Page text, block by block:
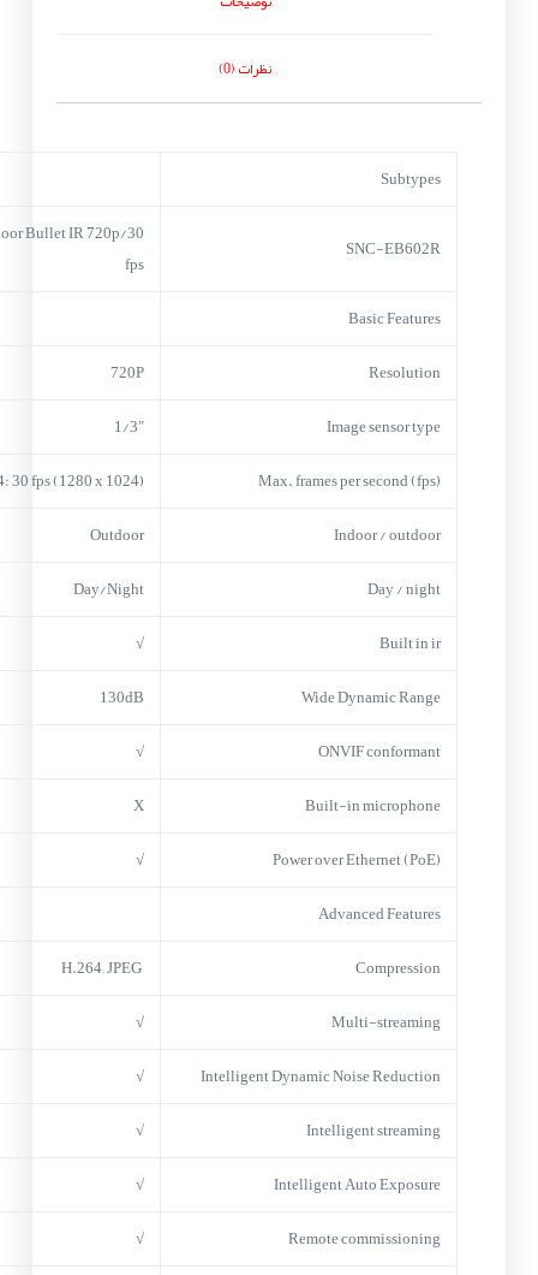
نظرات (0)
Subtypes
SNC-EB602R
Bullet IR 720p/30
fps
Basic Features
Resolution
720P
Image sensor type
1/3″
Max. frames per second (fps)
30 fps (1280 x 1024)
Indoor / outdoor
Outdoor
Day / night
Day/Night
Built in ir
√
Wide Dynamic Range
130dB
ONVIF conformant
√
Built-in microphone
X
Power over Ethernet (PoE)
√
Advanced Features
Compression
Multi-streaming
√
Intelligent Dynamic Noise Reduction
√
Intelligent streaming
√
Intelligent Auto Exposure
√
Remote commissioning
√